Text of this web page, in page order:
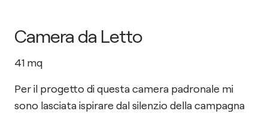
Camera da Letto
41 mq
Per il progetto di questa camera padronale mi
sono lasciata ispirare dal silenzio della campagna